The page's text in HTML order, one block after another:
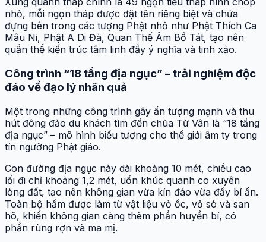
nhỏ, mỗi ngọn tháp được đặt tên riêng biệt và chứa
đựng bên trong các tượng Phật nhỏ như Phật Thích Ca
Mâu Ni, Phật A Di Đà, Quan Thế Âm Bồ Tát, tạo nên
quần thể kiến trúc tâm linh đầy ý nghĩa và tinh xảo.
Công trình “18 tầng địa ngục” – trải nghiệm độc
đáo về đạo lý nhân quả
Một trong những công trình gây ấn tượng mạnh và thu
hút đông đảo du khách tìm đến chùa Từ Vân là “18 tầng
địa ngục” – mô hình biểu tượng cho thế giới âm ty trong
tín ngưỡng Phật giáo.
Con đường địa ngục này dài khoảng 10 mét, chiều cao
lối đi chỉ khoảng 1,2 mét, uốn khúc quanh co xuyên
lòng đất, tạo nên không gian vừa kín đáo vừa đầy bí ẩn.
Toàn bộ hầm được làm từ vật liệu vỏ ốc, vỏ sò và san
hô, khiến không gian càng thêm phần huyền bí, có
phần rùng rợn và ma mị.